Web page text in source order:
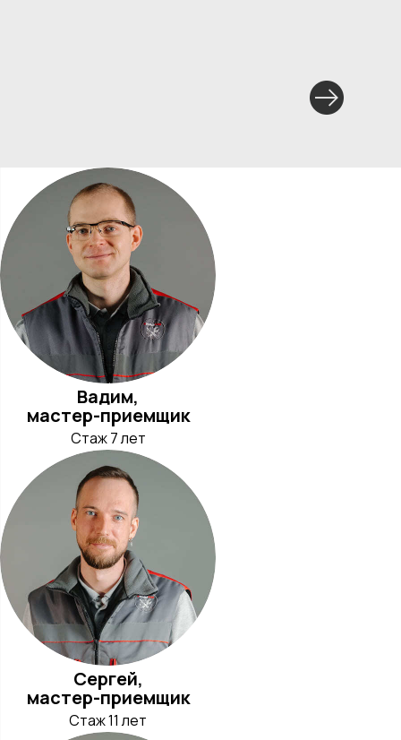
Вадим,
мастер-приемщик
Стаж 7 лет
Сергей,
мастер-приемщик
Стаж 11 лет